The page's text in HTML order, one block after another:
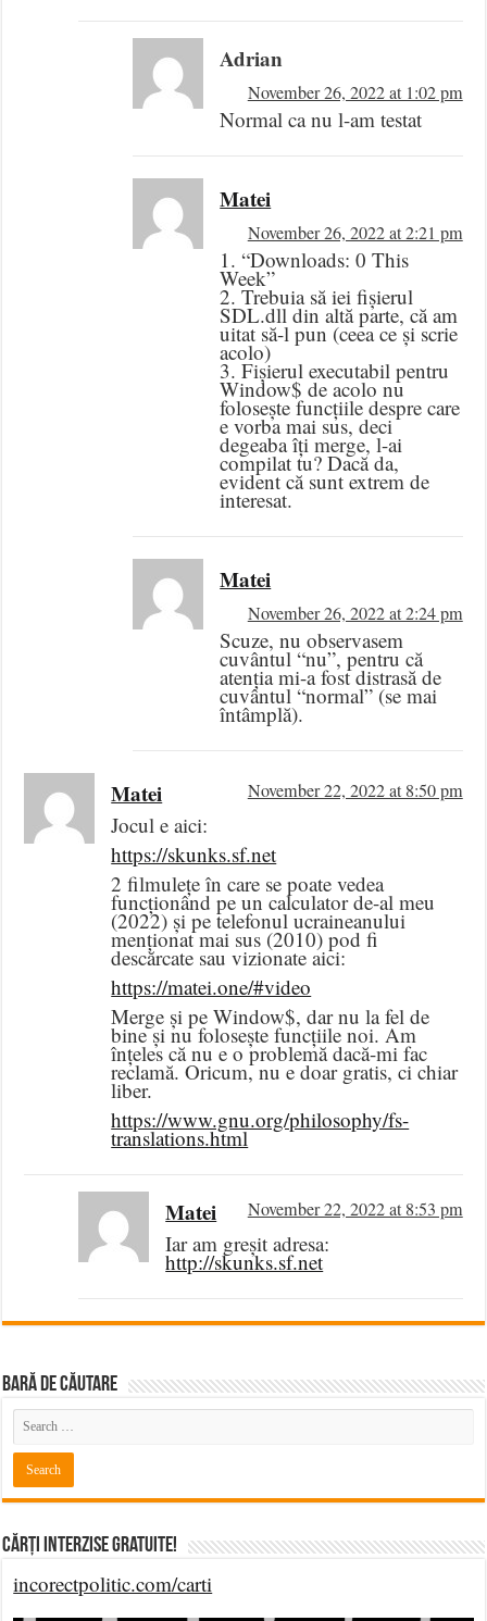
Adrian
November 26, 2022 at 1:02 pm
Normal ca nu l-am testat
Matei
November 26, 2022 at 2:21 pm
1. “Downloads: 0 This
Week”
2. Trebuia să iei fișierul
SDL.dll din altă parte, că am
uitat să-l pun (ceea ce și scrie
acolo)
3. Fișierul executabil pentru
Window$ de acolo nu
folosește funcțiile despre care
e vorba mai sus, deci
degeaba îți merge, l-ai
compilat tu? Dacă da,
evident că sunt extrem de
interesat.
Matei
November 26, 2022 at 2:24 pm
Scuze, nu observasem
cuvântul “nu”, pentru că
atenția mi-a fost distrasă de
cuvântul “normal” (se mai
întâmplă).
Matei November 22, 2022 at 8:50 pm
Jocul e aici:
https://skunks.sf.net
2 filmulețe în care se poate vedea
funcționând pe un calculator de-al meu
(2022) și pe telefonul ucraineanului
menționat mai sus (2010) pod fi
descărcate sau vizionate aici:
https://matei.one/#video
Merge și pe Window$, dar nu la fel de
bine și nu folosește funcțiile noi. Am
înțeles că nu e o problemă dacă-mi fac
reclamă. Oricum, nu e doar gratis, ci chiar
liber.
https://www.gnu.org/philosophy/fs-
translations.html
Matei November 22, 2022 at 8:53 pm
Iar am greșit adresa:
http://skunks.sf.net
BARĂ DE CĂUTARE
Cărți Interzise Gratuite!
incorectpolitic.com/carti